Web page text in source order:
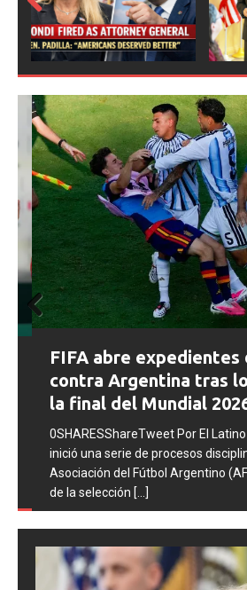
Prev
ious
FIFA abre expedientes
contra Argentina tras
la final del Mundial 2026
0SHARESShareTweet Por El Latino
inició una serie de procesos
Asociación del Fútbol Argentino
de la selección[...]
Prev